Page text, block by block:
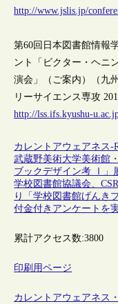
http://www.jslis.jp/
第60回日本図書館情報
ント「ビクター・ヘニ
演会」（ご案内）（九
リーサイエンス専攻
http://lss.ifs.kyushu-
カレントアウェアネス-
武蔵野美術大学美術館
ブックデザイン考 Ⅰ」
学校図書館協議会、
り「学校図書館げんき
付金付きアンケートを
累計アクセス数:3800
印刷用ページ
カレントアウェアネス